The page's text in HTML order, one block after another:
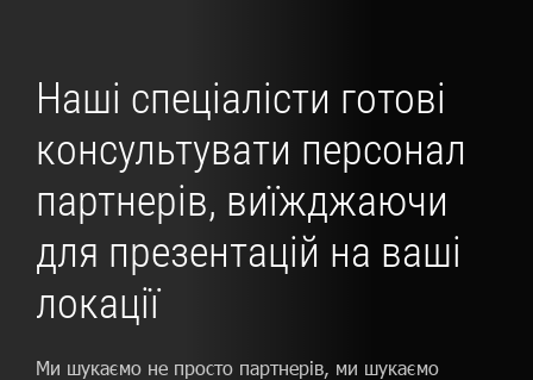
Наші спеціалісти готові
консультувати персонал
партнерів, виїжджаючи
для презентацій на ваші
локації
Ми шукаємо не просто партнерів, ми шукаємо